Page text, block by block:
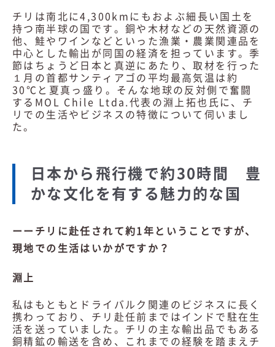
チリは南北に4,300kmにもおよぶ細長い国土を
持つ南半球の国です。銅や木材などの天然資源の
他、鮭やワインなどといった漁業・農業関連品を
中心とした輸出が同国の経済を担っています。季
節はちょうど日本と真逆にあたり、取材を行った
１月の首都サンティアゴの平均最高気温は約
30℃と夏真っ盛り。そんな地球の反対側で奮闘
するMOL Chile Ltda.代表の淵上拓也氏に、チ
リでの生活やビジネスの特徴について伺いまし
た。
日本から飛行機で約30時間 豊
かな文化を有する魅力的な国
ーーチリに赴任されて約1年ということですが、
現地での生活はいかがですか？
淵上
私はもともとドライバルク関連のビジネスに長く
携わっており、チリ赴任前まではインドで駐在生
活を送っていました。チリの主な輸出品でもある
銅精鉱の輸送を含め、これまでの経験を踏まえチ